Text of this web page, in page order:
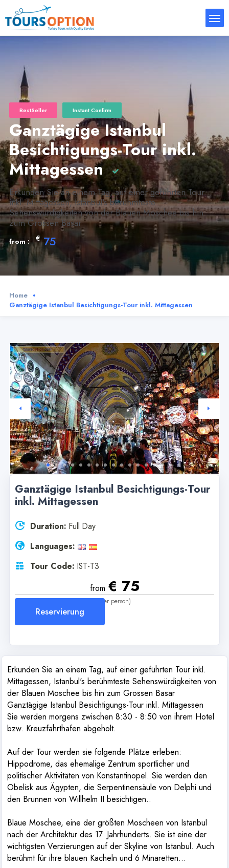
BestSeller Instant Confirm
Ganztägige Istanbul
Besichtigungs-Tour inkl.
Mittagessen
Erkunden Sie an einem Tag, auf einer geführten Tour
inkl. Mittagessen, Istanbul's berühmteste
Sehenswürdigkeiten von der Blauen Moschee bis hin
zum Grossen Basar
from : € 75
Home
Ganztägige Istanbul Besichtigungs-Tour inkl. Mittagessen
Ganztägige Istanbul Besichtigungs-Tour
inkl. Mittagessen
Duration: Full Day
Languages:
Tour Code: IST-T3
from € 75
(per person)
Reservierung
Erkunden Sie an einem Tag, auf einer geführten Tour inkl.
Mittagessen, Istanbul's berühmteste Sehenswürdigkeiten von
der Blauen Moschee bis hin zum Grossen Basar
Ganztägige Istanbul Besichtigungs-Tour inkl. Mittagessen
Sie werden morgens zwischen 8:30 - 8:50 von ihrem Hotel
bzw. Kreuzfahrthafen abgeholt.
Auf der Tour werden sie folgende Plätze erleben:
Hippodrome, das ehemalige Zentrum sportlicher und
politischer Aktivitäten von Konstantinopel. Sie werden den
Obelisk aus Ägypten, die Serpentinensäule von Delphi und
den Brunnen von Willhelm II besichtigen..
Blaue Moschee, eine der größten Moscheen von Istanbul
nach der Architektur des 17. Jahrhunderts. Sie ist eine der
wichtigsten Verzierungen auf der Skyline von Istanbul. Auch
berühmt für ihre blauen Kacheln und 6 Minaretten...